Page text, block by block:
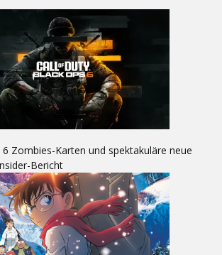
Zombies-Karten und spektakuläre neue
Bericht